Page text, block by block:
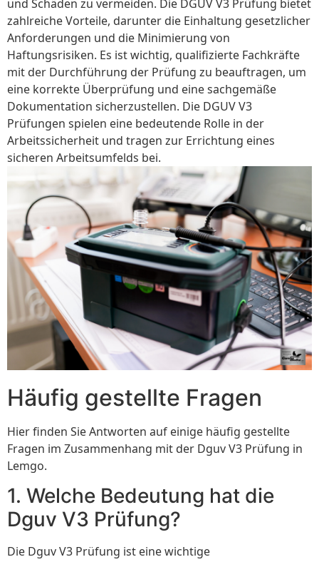
und Schäden zu vermeiden. Die DGUV V3 Prüfung bietet
zahlreiche Vorteile, darunter die Einhaltung gesetzlicher
Anforderungen und die Minimierung von
Haftungsrisiken. Es ist wichtig, qualifizierte Fachkräfte
mit der Durchführung der Prüfung zu beauftragen, um
eine korrekte Überprüfung und eine sachgemäße
Dokumentation sicherzustellen. Die DGUV V3
Prüfungen spielen eine bedeutende Rolle in der
Arbeitssicherheit und tragen zur Errichtung eines
sicheren Arbeitsumfelds bei.
Häufig gestellte Fragen
Hier finden Sie Antworten auf einige häufig gestellte
Fragen im Zusammenhang mit der Dguv V3 Prüfung in
Lemgo.
1. Welche Bedeutung hat die
Dguv V3 Prüfung?
Die Dguv V3 Prüfung ist eine wichtige